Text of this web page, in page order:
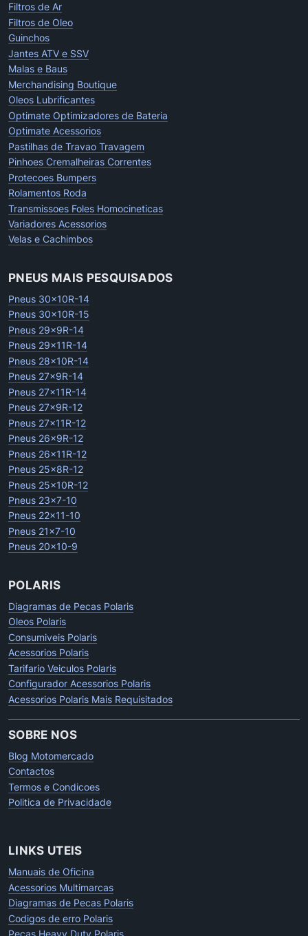
Filtros de Ar
Filtros de Oleo
Guinchos
Jantes ATV e SSV
Malas e Baus
Merchandising Boutique
Oleos Lubrificantes
Optimate Optimizadores de Bateria
Optimate Acessorios
Pastilhas de Travao Travagem
Pinhoes Cremalheiras Correntes
Protecoes Bumpers
Rolamentos Roda
Transmissoes Foles Homocineticas
Variadores Acessorios
Velas e Cachimbos
PNEUS MAIS PESQUISADOS
Pneus 30x10R-14
Pneus 30x10R-15
Pneus 29x9R-14
Pneus 29x11R-14
Pneus 28x10R-14
Pneus 27x9R-14
Pneus 27x11R-14
Pneus 27x9R-12
Pneus 27x11R-12
Pneus 26x9R-12
Pneus 26x11R-12
Pneus 25x8R-12
Pneus 25x10R-12
Pneus 23x7-10
Pneus 22x11-10
Pneus 21x7-10
Pneus 20x10-9
POLARIS
Diagramas de Pecas Polaris
Oleos Polaris
Consumiveis Polaris
Acessorios Polaris
Tarifario Veiculos Polaris
Configurador Acessorios Polaris
Acessorios Polaris Mais Requisitados
SOBRE NOS
Blog Motomercado
Contactos
Termos e Condicoes
Politica de Privacidade
LINKS UTEIS
Manuais de Oficina
Acessorios Multimarcas
Diagramas de Pecas Polaris
Codigos de erro Polaris